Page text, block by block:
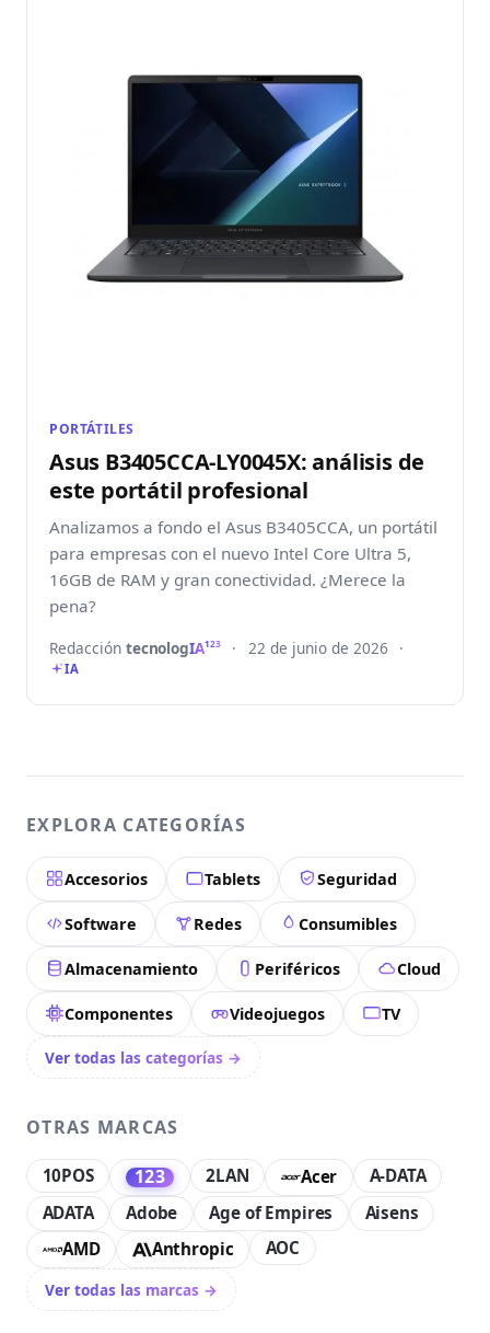
PORTÁTILES
Asus B3405CCA-LY0045X: análisis de
este portátil profesional
Analizamos a fondo el Asus B3405CCA, un portátil
para empresas con el nuevo Intel Core Ultra 5,
16GB de RAM y gran conectividad. ¿Merece la
pena?
Redacción tecnologIA123 · 22 de junio de 2026 ·
IA
EXPLORA CATEGORÍAS
Accesorios Tablets Seguridad
Software Redes Consumibles
Almacenamiento Periféricos Cloud
Componentes Videojuegos TV
Ver todas las categorías →
OTRAS MARCAS
10POS 123 2LAN Acer
A-DATA
ADATA
Adobe Age of Empires
Aisens
AMD
Anthropic AOC
Ver todas las marcas →